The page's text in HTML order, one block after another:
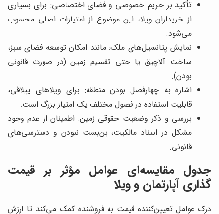
تأکید بر حریم خصوصی و فضای اختصاصی: برای بسیاری
از خریداران ویلا، این موضوع از امتیازات اصلی محسوب
می‌شود.
نمایش پتانسیل‌های ملک: مانند امکان توسعه فضای سبز،
ساخت آلاچیق یا حتی تقسیم زمین (در صورت قانونی
بودن).
اشاره به چهارفصل بودن منطقه: برای ویلاهای ییلاقی،
قابلیت استفاده در فصول مختلف یک امتیاز بزرگ است.
بررسی و ذکر وضعیت حقوقی زمین: اطمینان از عدم وجود
مشکل در اسناد مالکیت، بن‌بست نبودن و دسترسی‌های
قانونی.
جدول مقایسه‌ای عوامل مؤثر بر قیمت
گذاری آپارتمان و ویلا
درک عوامل تعیین‌کننده قیمت به فروشنده کمک می‌کند تا ارزش